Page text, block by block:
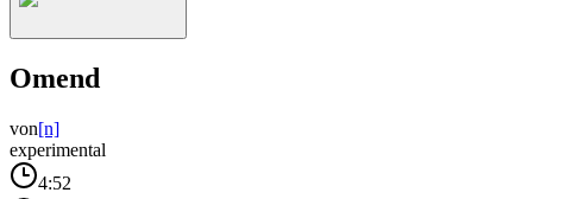
Omend
von[n]
experimental
4:52